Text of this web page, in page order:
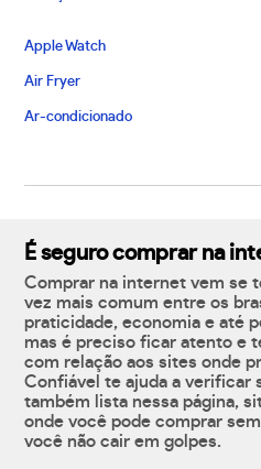
Apple Watch
Air Fryer
Ar-condicionado
É seguro comprar na
Comprar na internet vem se
vez mais comum entre os
praticidade, economia e até
mas é preciso ficar atento e
com relação aos sites onde
Confiável te ajuda a verificar
também lista nessa página,
onde você pode comprar
você não cair em golpes.